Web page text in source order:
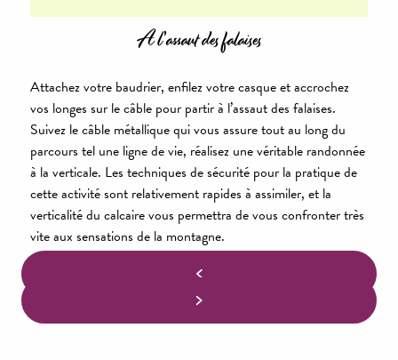
A l’assaut des falaises
Attachez votre baudrier, enfilez votre casque et accrochez
vos longes sur le câble pour partir à l’assaut des falaises.
Suivez le câble métallique qui vous assure tout au long du
parcours tel une ligne de vie, réalisez une véritable randonnée
à la verticale. Les techniques de sécurité pour la pratique de
cette activité sont relativement rapides à assimiler, et la
verticalité du calcaire vous permettra de vous confronter très
vite aux sensations de la montagne.